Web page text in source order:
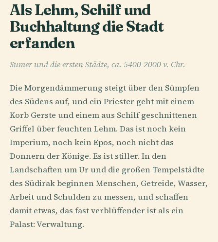
Als Lehm, Schilf und
Buchhaltung die Stadt
erfanden
Sumer und die ersten Städte, ca. 5400-2000 v. Chr.
Die Morgendämmerung steigt über den Sümpfen
des Südens auf, und ein Priester geht mit einem
Korb Gerste und einem aus Schilf geschnittenen
Griffel über feuchten Lehm. Das ist noch kein
Imperium, noch kein Epos, noch nicht das
Donnern der Könige. Es ist stiller. In den
Landschaften um Ur und die großen Tempelstädte
des Südirak beginnen Menschen, Getreide, Wasser,
Arbeit und Schulden zu messen, und schaffen
damit etwas, das fast verblüffender ist als ein
Palast: Verwaltung.